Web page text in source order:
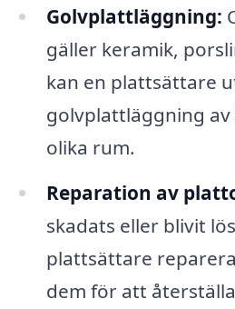
Golvplattläggning:
gäller keramik,
kan en plattsättare
golvplattläggning
olika rum.
Reparation av
skadats eller blivit
plattsättare
dem för att